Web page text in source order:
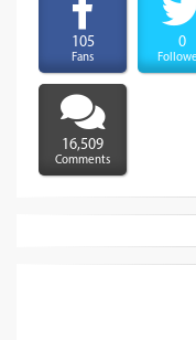
105
Fans
0
16,509
Comments